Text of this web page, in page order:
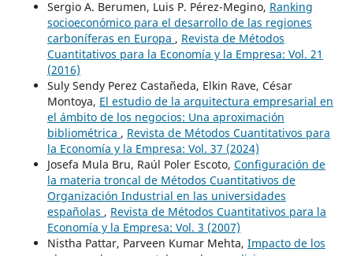
Sergio A. Berumen, Luis P. Pérez-Megino, Ranking
socioeconómico para el desarrollo de las regiones
carboníferas en Europa , Revista de Métodos
Cuantitativos para la Economía y la Empresa: Vol. 21
(2016)
Suly Sendy Perez Castañeda, Elkin Rave, César
Montoya, El estudio de la arquitectura empresarial en
el ámbito de los negocios: Una aproximación
bibliométrica , Revista de Métodos Cuantitativos para
la Economía y la Empresa: Vol. 37 (2024)
Josefa Mula Bru, Raúl Poler Escoto, Configuración de
la materia troncal de Métodos Cuantitativos de
Organización Industrial en las universidades
españolas , Revista de Métodos Cuantitativos para la
Economía y la Empresa: Vol. 3 (2007)
Nistha Pattar, Parveen Kumar Mehta, Impacto de los